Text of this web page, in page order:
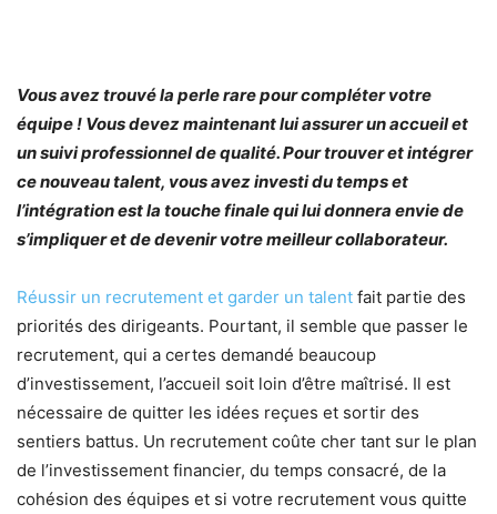
Vous avez trouvé la perle rare pour compléter votre
équipe ! Vous devez maintenant lui assurer un accueil et
un suivi professionnel de qualité. Pour trouver et intégrer
ce nouveau talent, vous avez investi du temps et
l’intégration est la touche finale qui lui donnera envie de
s’impliquer et de devenir votre meilleur collaborateur.
Réussir un recrutement et garder un talent fait partie des
priorités des dirigeants. Pourtant, il semble que passer le
recrutement, qui a certes demandé beaucoup
d’investissement, l’accueil soit loin d’être maîtrisé. Il est
nécessaire de quitter les idées reçues et sortir des
sentiers battus. Un recrutement coûte cher tant sur le plan
de l’investissement financier, du temps consacré, de la
cohésion des équipes et si votre recrutement vous quitte